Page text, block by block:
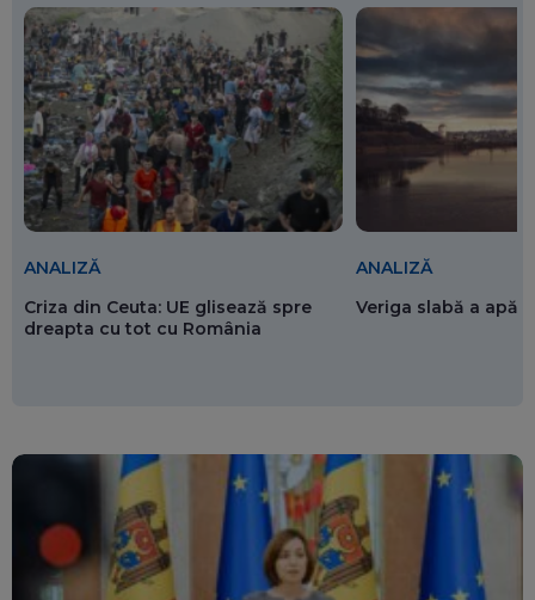
ANALIZĂ
Criza din Ceuta: UE glisează spre
dreapta cu tot cu România
ANALIZĂ
Veriga slabă a